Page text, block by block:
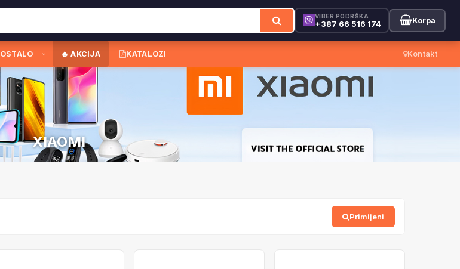
VIBER PODRŠKA
+387 66 516 174 Korpa
OSTALO 🔥 AKCIJA KATALOZI Kontakt
XIAOMI
Primijeni